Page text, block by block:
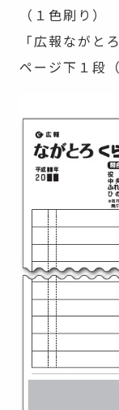
（１色刷り）
「広報ながと
ページ下１段